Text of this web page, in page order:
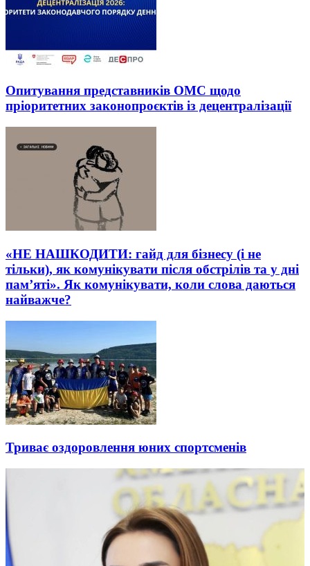
Опитування представників ОМС щодо
пріоритетних законопроєктів із децентралізації
«НЕ НАШКОДИТИ: гайд для бізнесу (і не
тільки), як комунікувати після обстрілів та у дні
пам’яті». Як комунікувати, коли слова даються
найважче?
Триває оздоровлення юних спортсменів